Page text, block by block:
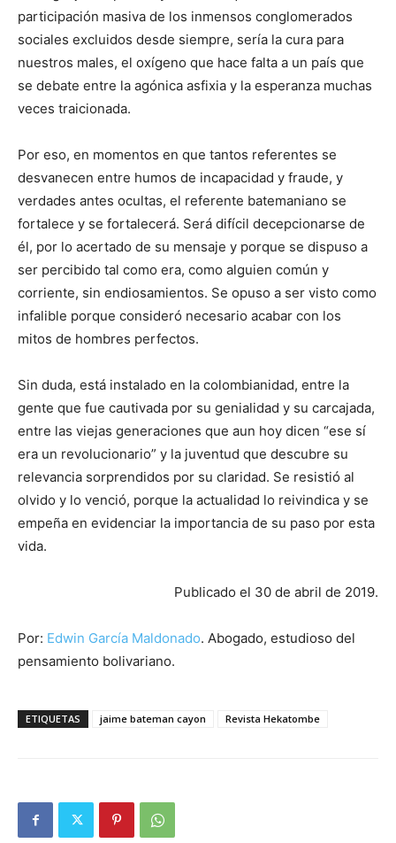
participación masiva de los inmensos conglomerados
sociales excluidos desde siempre, sería la cura para
nuestros males, el oxígeno que hace falta a un país que
se debate entre la agónica asfixia y la esperanza muchas
veces traicionada.
Por eso, en momentos en que tantos referentes se
desvanecen entre humos de incapacidad y fraude, y
verdades antes ocultas, el referente batemaniano se
fortalece y se fortalecerá. Será difícil decepcionarse de
él, por lo acertado de su mensaje y porque se dispuso a
ser percibido tal como era, como alguien común y
corriente, sin endiosamientos. Se opuso a ser visto como
infalible porque consideró necesario acabar con los
mitos de hombres perfectos.
Sin duda, está instalado en la colombianidad, entre la
gente que fue cautivada por su genialidad y su carcajada,
entre las viejas generaciones que aun hoy dicen “ese sí
era un revolucionario” y la juventud que descubre su
relevancia sorprendidos por su claridad. Se resistió al
olvido y lo venció, porque la actualidad lo reivindica y se
empeña en evidenciar la importancia de su paso por esta
vida.
Publicado el 30 de abril de 2019.
Por: Edwin García Maldonado. Abogado, estudioso del
pensamiento bolivariano.
ETIQUETAS jaime bateman cayon Revista Hekatombe